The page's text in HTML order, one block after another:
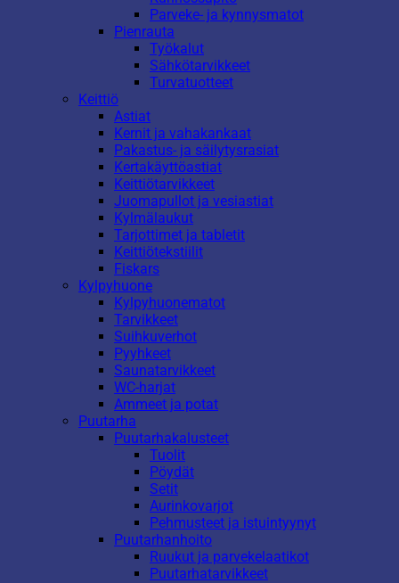
Parveke- ja kynnysmatot
Pienrauta
Työkalut
Sähkötarvikkeet
Turvatuotteet
Keittiö
Astiat
Kernit ja vahakankaat
Pakastus- ja säilytysrasiat
Kertakäyttöastiat
Keittiötarvikkeet
Juomapullot ja vesiastiat
Kylmälaukut
Tarjottimet ja tabletit
Keittiötekstiilit
Fiskars
Kylpyhuone
Kylpyhuonematot
Tarvikkeet
Suihkuverhot
Pyyhkeet
Saunatarvikkeet
WC-harjat
Ammeet ja potat
Puutarha
Puutarhakalusteet
Tuolit
Pöydät
Setit
Aurinkovarjot
Pehmusteet ja istuintyynyt
Puutarhanhoito
Ruukut ja parvekelaatikot
Puutarhatarvikkeet